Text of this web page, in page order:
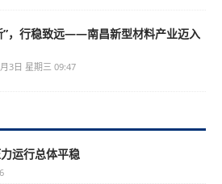
”，行稳致远——南昌新型材料产业迈入
3日 星期三 09:47
运行总体平稳